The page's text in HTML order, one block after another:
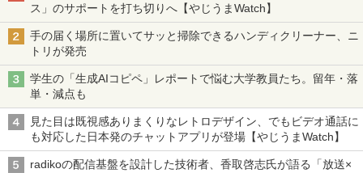
ス」のサポートを打ち切りへ【やじうまWatch】
手の届く場所に置いてサッと掃除できるハンディクリーナー、ニ
トリが発売
学生の「生成AIコピペ」レポートで悩む大学教員たち。留年・落
単・減点も
見た目は既視感ありまくりなレトロデザイン、でもビデオ通話に
も対応した日本発のチャットアプリが登場【やじうまWatch】
radikoの配信基盤を設計した技術者、香取啓志氏が語る「放送×